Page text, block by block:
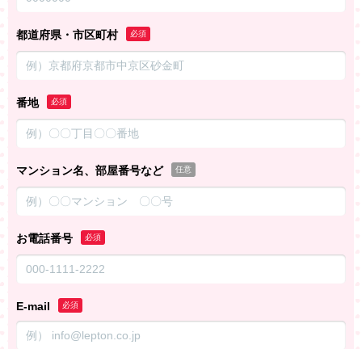
都道府県・市区町村 必須
番地 必須
マンション名、部屋番号など 任意
お電話番号 必須
E-mail 必須